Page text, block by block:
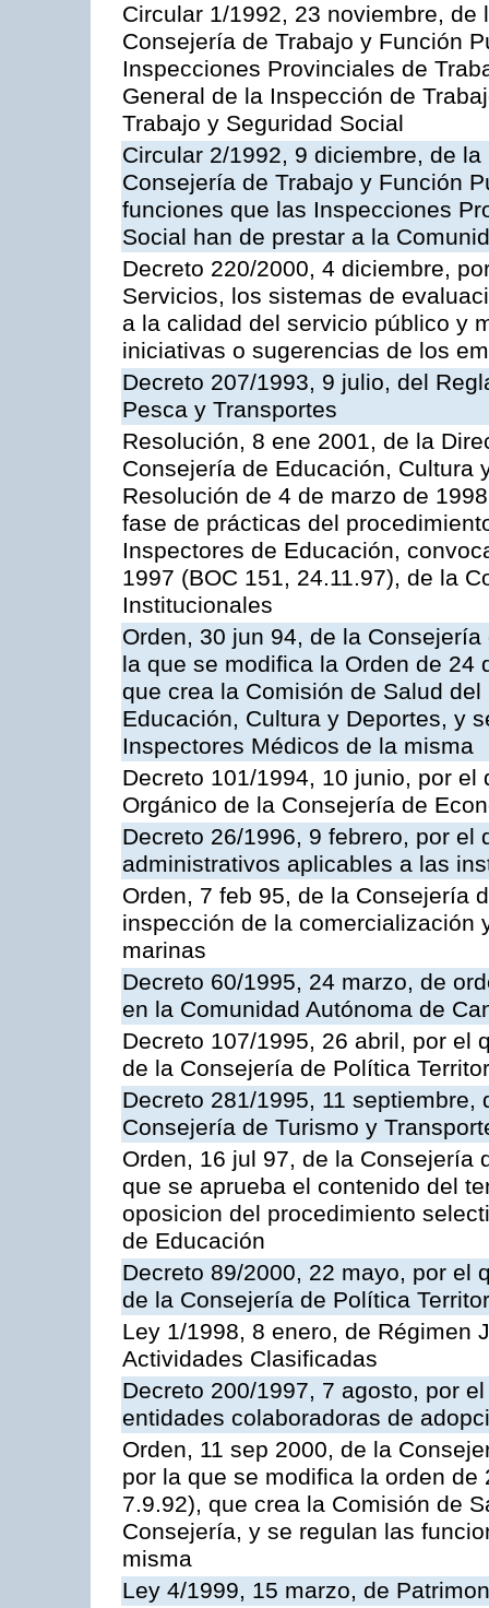
Circular 1/1992, 23 noviembre,
Consejería de Trabajo y Función
Inspecciones Provinciales de
General de la Inspección de
Trabajo y Seguridad Social
Circular 2/1992, 9 diciembre, de
Consejería de Trabajo y Función
funciones que las Inspecciones
Social han de prestar a la
Decreto 220/2000, 4 diciembre,
Servicios, los sistemas de
a la calidad del servicio público y
iniciativas o sugerencias de los
Decreto 207/1993, 9 julio, del
Pesca y Transportes
Resolución, 8 ene 2001, de la
Consejería de Educación, Cultura
Resolución de 4 de marzo de
fase de prácticas del
Inspectores de Educación,
1997 (BOC 151, 24.11.97), de la
Institucionales
Orden, 30 jun 94, de la
la que se modifica la Orden de 24
que crea la Comisión de Salud
Educación, Cultura y Deportes, y
Inspectores Médicos de la misma
Decreto 101/1994, 10 junio, por
Orgánico de la Consejería de
Decreto 26/1996, 9 febrero, por
administrativos aplicables a las
Orden, 7 feb 95, de la Consejería
inspección de la comercialización
marinas
Decreto 60/1995, 24 marzo, de
en la Comunidad Autónoma de
Decreto 107/1995, 26 abril, por el
de la Consejería de Política
Decreto 281/1995, 11
Consejería de Turismo y
Orden, 16 jul 97, de la Consejería
que se aprueba el contenido del
oposicion del procedimiento
de Educación
Decreto 89/2000, 22 mayo, por el
de la Consejería de Política
Ley 1/1998, 8 enero, de Régimen
Actividades Clasificadas
Decreto 200/1997, 7 agosto, por
entidades colaboradoras de
Orden, 11 sep 2000, de la
por la que se modifica la orden
7.9.92), que crea la Comisión de
Consejería, y se regulan las
misma
Ley 4/1999, 15 marzo, de